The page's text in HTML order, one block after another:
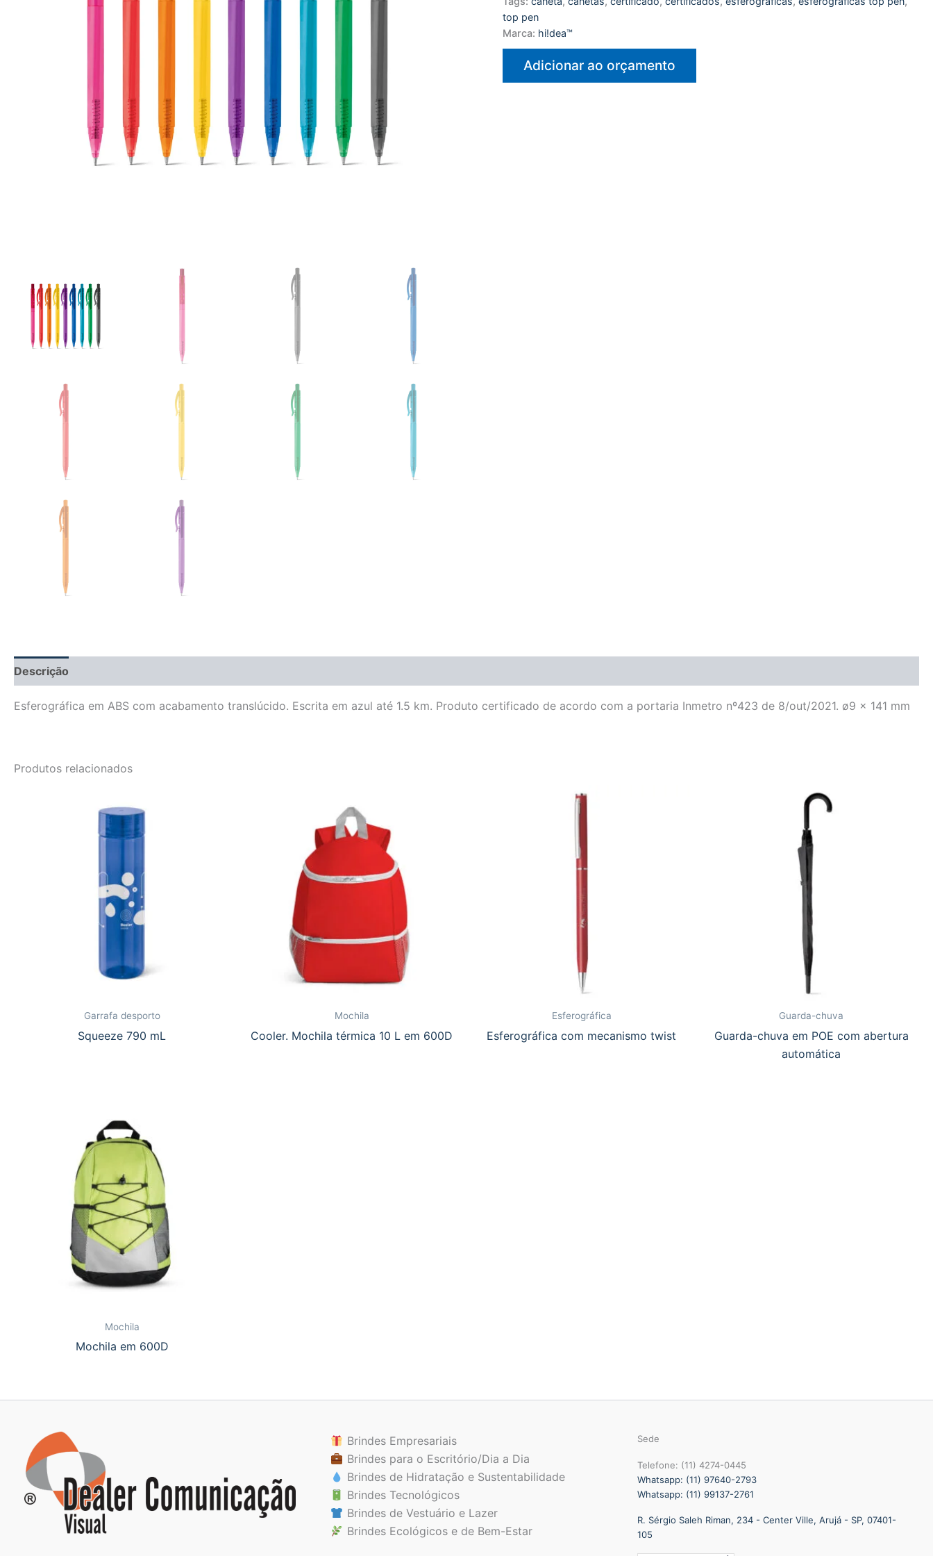
top pen
Marca: hi!dea™
Adicionar ao orçamento
Descrição
Esferográfica em ABS com acabamento translúcido. Escrita em azul até 1.5 km. Produto certificado de acordo com a portaria Inmetro nº423 de 8/out/2021. ø9 x 141 mm
Produtos relacionados
Garrafa desporto
Squeeze 790 mL
Mochila
Cooler. Mochila térmica 10 L em 600D
Esferográfica
Esferográfica com mecanismo twist
Guarda-chuva
Guarda-chuva em POE com abertura
automática
Mochila
Mochila em 600D
Brindes Empresariais
Brindes para o Escritório/Dia a Dia
Brindes de Hidratação e Sustentabilidade
Brindes Tecnológicos
Brindes de Vestuário e Lazer
Brindes Ecológicos e de Bem-Estar
Sede
Telefone: (11) 4274-0445
Whatsapp: (11) 97640-2793
Whatsapp: (11) 99137-2761
R. Sérgio Saleh Riman, 234 - Center Ville, Arujá - SP, 07401-
105